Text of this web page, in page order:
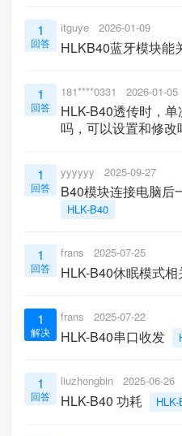
1
回答
itguye 2026-01-09
HLKB40蓝牙模块能
1
回答
181****0331 2026-01-05
HLK-B40透传时，
吗，可以设置和修改
1
回答
yyyyyy 2025-09-27
B40模块连接电脑后
HLK-B40
1
回答
frans 2025-07-25
HLK-B40休眠模式相
1
解决
frans 2025-07-22
HLK-B40串口收发
1
回答
liuzhongbin 2025-06-26
HLK-B40 功耗